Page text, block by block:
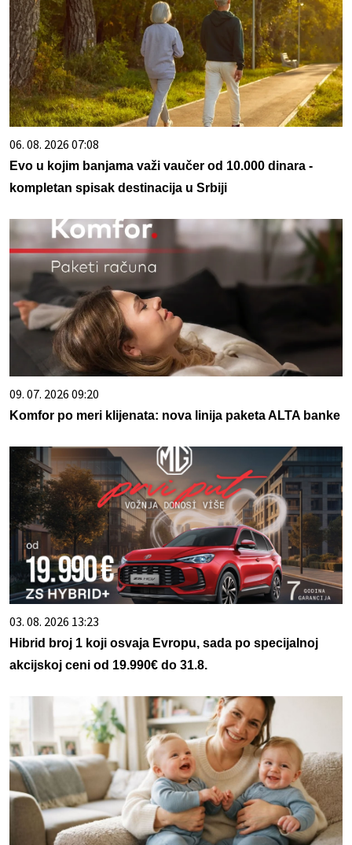
06. 08. 2026 07:08
Evo u kojim banjama važi vaučer od 10.000 dinara -
kompletan spisak destinacija u Srbiji
09. 07. 2026 09:20
Komfor po meri klijenata: nova linija paketa ALTA banke
03. 08. 2026 13:23
Hibrid broj 1 koji osvaja Evropu, sada po specijalnoj
akcijskoj ceni od 19.990€ do 31.8.